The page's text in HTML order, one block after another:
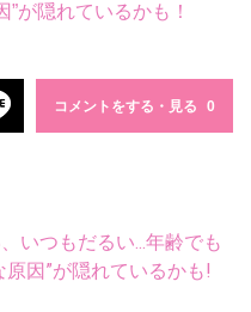
”が隠れているかも！
コメントをする・見る
いつもだるい...年齢でも
因”が隠れているかも!